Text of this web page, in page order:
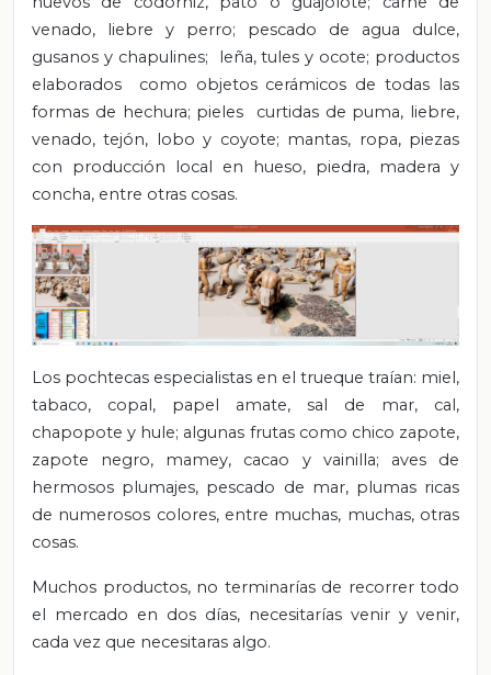
venado, liebre y perro; pescado de agua dulce,
gusanos y chapulines; leña, tules y ocote; productos
elaborados como objetos cerámicos de todas las
formas de hechura; pieles curtidas de puma, liebre,
venado, tejón, lobo y coyote; mantas, ropa, piezas
con producción local en hueso, piedra, madera y
concha, entre otras cosas.
Los pochtecas especialistas en el trueque traían: miel,
tabaco, copal, papel amate, sal de mar, cal,
chapopote y hule; algunas frutas como chico zapote,
zapote negro, mamey, cacao y vainilla; aves de
hermosos plumajes, pescado de mar, plumas ricas
de numerosos colores, entre muchas, muchas, otras
cosas.
Muchos productos, no terminarías de recorrer todo
el mercado en dos días, necesitarías venir y venir,
cada vez que necesitaras algo.